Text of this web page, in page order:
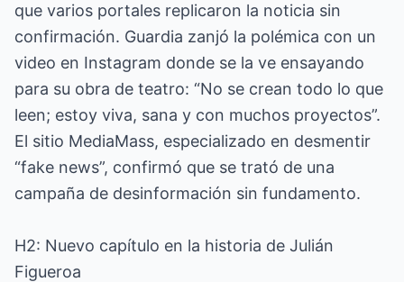
que varios portales replicaron la noticia sin
confirmación. Guardia zanjó la polémica con un
video en Instagram donde se la ve ensayando
para su obra de teatro: “No se crean todo lo que
leen; estoy viva, sana y con muchos proyectos”.
El sitio MediaMass, especializado en desmentir
“fake news”, confirmó que se trató de una
campaña de desinformación sin fundamento.
H2: Nuevo capítulo en la historia de Julián
Figueroa